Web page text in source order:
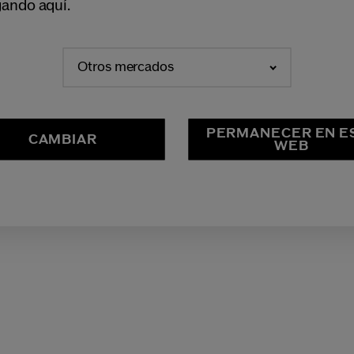
aquí.
Otros mercados
CAMBIAR
PERMANECER EN
WEB